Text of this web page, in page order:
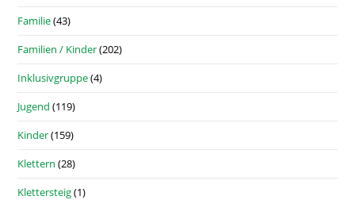
Familie(43)
Familien / Kinder(202)
Inklusivgruppe(4)
Jugend (119)
Kinder(159)
Klettern (28)
Klettersteig(1)